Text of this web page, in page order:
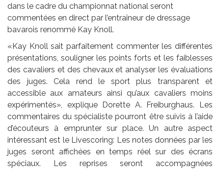
dans le cadre du championnat national seront
commentées en direct par l’entraîneur de dressage
bavarois renommé Kay Knoll.
«Kay Knoll sait parfaitement commenter les différentes
présentations, souligner les points forts et les faiblesses
des cavaliers et des chevaux et analyser les évaluations
des juges. Cela rend le sport plus transparent et
accessible aux amateurs ainsi qu’aux cavaliers moins
expérimentés», explique Dorette A. Freiburghaus. Les
commentaires du spécialiste pourront être suivis à l’aide
d’écouteurs à emprunter sur place. Un autre aspect
intéressant est le Livescoring: Les notes données par les
juges seront affichées en temps réel sur des écrans
spéciaux. Les reprises seront accompagnées